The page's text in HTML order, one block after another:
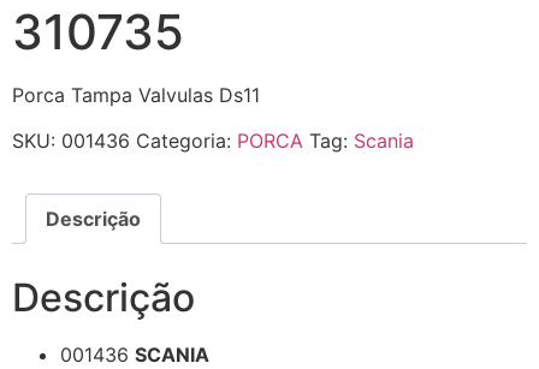
310735
Porca Tampa Valvulas Ds11
SKU: 001436 Categoria: PORCA Tag: Scania
Descrição
Descrição
001436 SCANIA